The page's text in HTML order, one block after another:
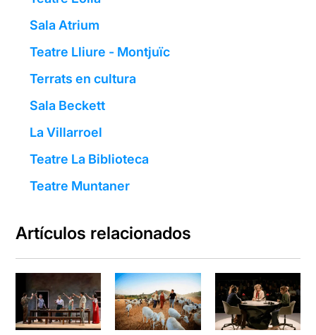
Sala Atrium
Teatre Lliure - Montjuïc
Terrats en cultura
Sala Beckett
La Villarroel
Teatre La Biblioteca
Teatre Muntaner
Artículos relacionados